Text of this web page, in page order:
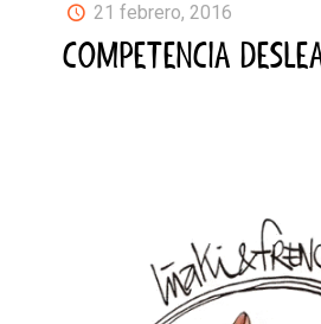
21 febrero, 2016
COMPETENCIA